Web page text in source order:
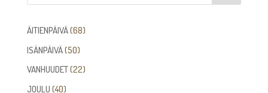
ÄITIENPÄIVÄ 6868
ISÄNPÄIVÄ 5050
tuotetta
VANHUUDET 2222
JOULU 4040